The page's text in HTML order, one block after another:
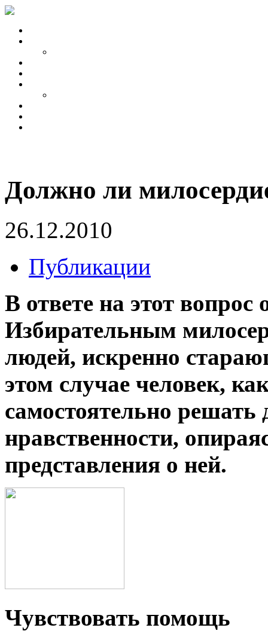
Должно ли
26.12.2010
Публикации
В ответе на этот вопрос
Избирательным
людей, искренно
этом случае человек,
самостоятельно решать
нравственности,
представления о ней.
Чувствовать помощь